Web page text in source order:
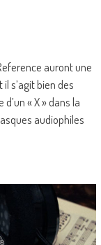
auront une
s’agit bien des
« X » dans la
audiophiles